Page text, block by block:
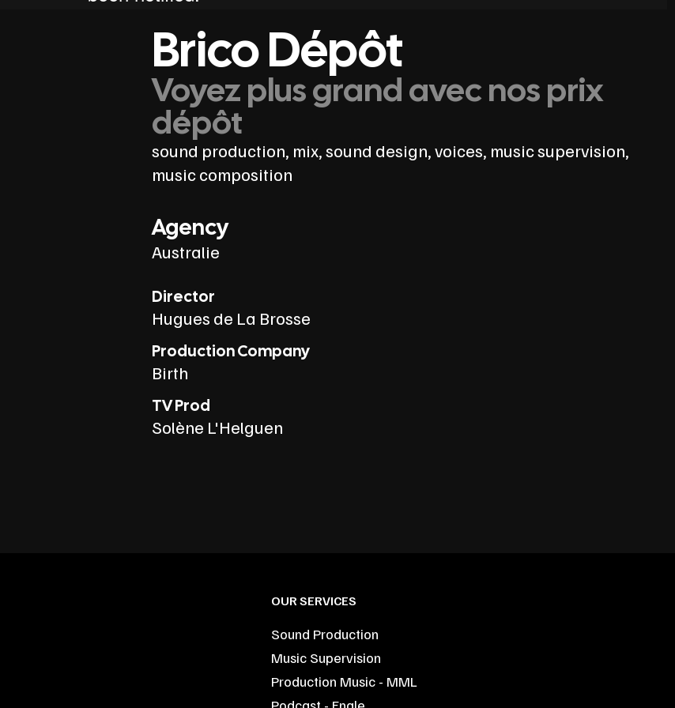
Brico Dépôt
Voyez plus grand avec nos prix
dépôt
sound production, mix, sound design, voices, music supervision,
music composition
Agency
Australie
Director
Hugues de La Brosse
Production Company
Birth
TV Prod
Solène L'Helguen
OUR SERVICES
Sound Production
Music Supervision
Production Music - MML
Podcast - Engle